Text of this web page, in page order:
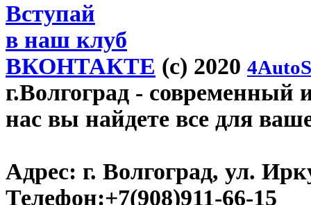
Вступай
в наш клуб
ВКОНТАКТЕ (c) 2020
г.Волгоград - современный
нас вы найдете все для
Адрес: г. Волгоград, ул.
Телефон:+7(908)911-66-15